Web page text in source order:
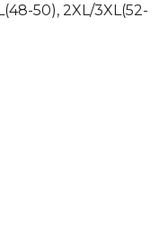
50), 2XL/3XL(52-